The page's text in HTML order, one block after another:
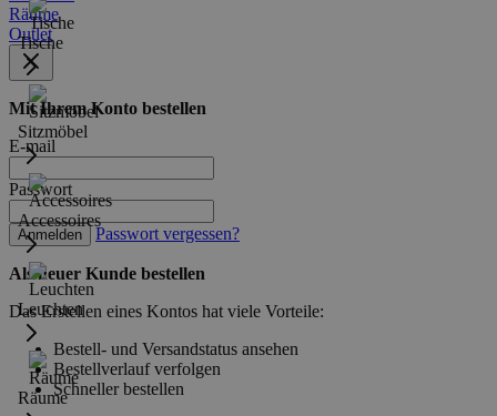
Tische
Sitzmöbel
Accessoires
Leuchten
Räume
Räume
Outlet
Mit Ihrem Konto bestellen
E-mail
Passwort
Anmelden Passwort vergessen?
Als neuer Kunde bestellen
Das Erstellen eines Kontos hat viele Vorteile:
Bestell- und Versandstatus ansehen
Bestellverlauf verfolgen
Schneller bestellen